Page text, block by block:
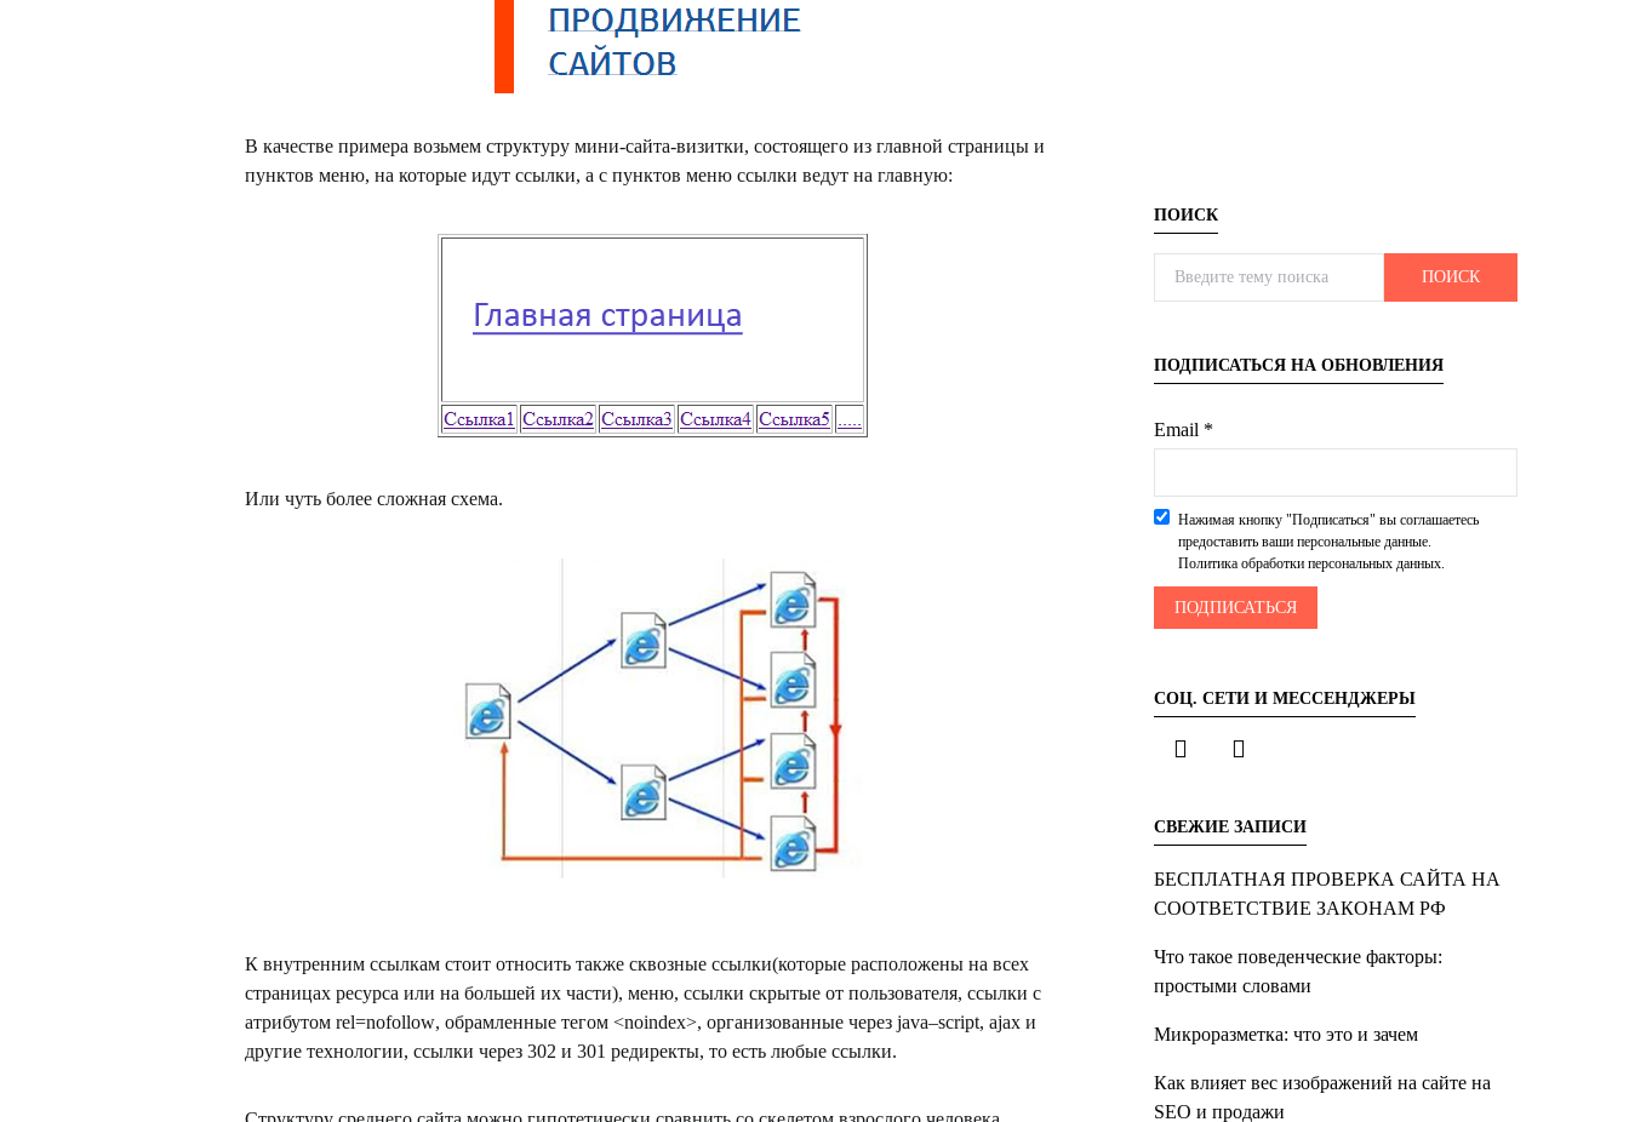
В качестве примера возьмем структуру мини-сайта-визитки, состоящего из главной страницы и
пунктов меню, на которые идут ссылки, а с пунктов меню ссылки ведут на главную:
Или чуть более сложная схема.
К внутренним ссылкам стоит относить также сквозные ссылки(которые расположены на всех
страницах ресурса или на большей их части), меню, ссылки скрытые от пользователя, ссылки с
атрибутом rel=nofollow, обрамленные тегом <noindex>, организованные через java–script, ajax и
другие технологии, ссылки через 302 и 301 редиректы, то есть любые ссылки.
ПОИСК
Search for:
ПОИСК
ПОДПИСАТЬСЯ НА ОБНОВЛЕНИЯ
Email *
Нажимая кнопку "Подписаться" вы соглашаетесь
предоставить ваши персональные данные.
Политика обработки персональных данных.
СОЦ. СЕТИ И МЕССЕНДЖЕРЫ
СВЕЖИЕ ЗАПИСИ
БЕСПЛАТНАЯ ПРОВЕРКА САЙТА НА
СООТВЕТСТВИЕ ЗАКОНАМ РФ
Что такое поведенческие факторы:
простыми словами
Микроразметка: что это и зачем
Как влияет вес изображений на сайте на
SEO и продажи